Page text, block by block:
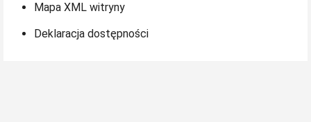
Mapa XML witryny
Deklaracja dostępności